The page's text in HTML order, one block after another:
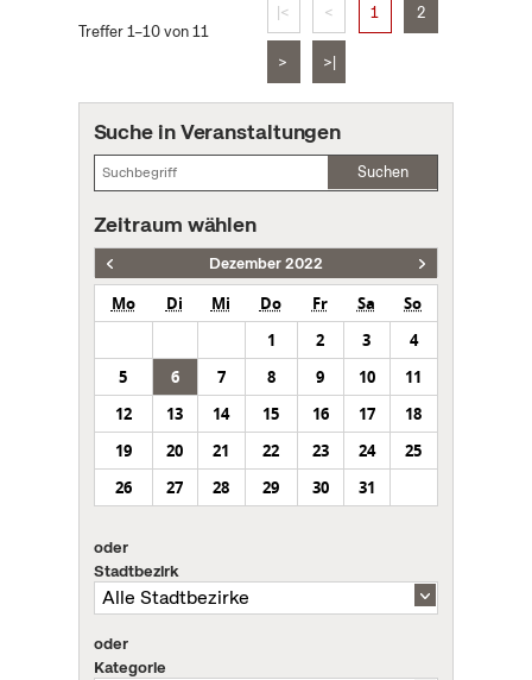
Treffer 1–10 von 11
|< < 1 2
> >|
Suche in Veranstaltungen
Suchen
Zeitraum wählen
Dezember 2022
Mo Di Mi Do Fr Sa
So
1
2 3
4
5
6 7 8 9 10
11
12
13 14 15 16 17
18
19
20 21 22 23 24
25
26
27 28 29 30 31
oder
Stadtbezirk
oder
Kategorie